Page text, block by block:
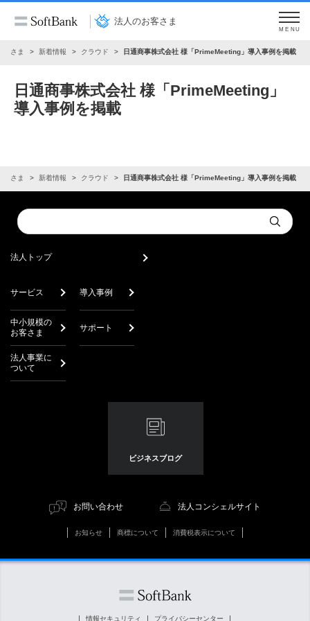
法人のお客さま
MENU
客さま 新着情報 クラウド 日通商事株式会社 様「PrimeMeeting」導入事例を掲載
日通商事株式会社 様「PrimeMeeting」
導入事例を掲載
客さま 新着情報 クラウド 日通商事株式会社 様「PrimeMeeting」導入事例を掲載
Conduct
a
Submit
法人トップ
サービス 導入事例
中小規模の
お客さま
サポート
法人事業に
ついて
ビジネスブログ
お問い合わせ 法人コンシェルサイト
お知らせ 商標について 消費税表示について
情報セキュリティ プライバシーセンター